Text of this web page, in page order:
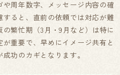
周年数字、メッセージ内容の確
ると、直前の依頼では対応が難
繁忙期（3月・9月など）は特に
重要で、早めにイメージ共有と
功のカギとなります。